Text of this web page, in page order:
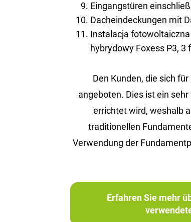
Eingangstüren
Dacheindeckungen mit
Instalacja
hybrydowy Foxess P3,
Den Kunden, die sich
angeboten. Dies ist ein
errichtet wird, weshalb
traditionellen
Verwendung der
Erfahren Sie mehr